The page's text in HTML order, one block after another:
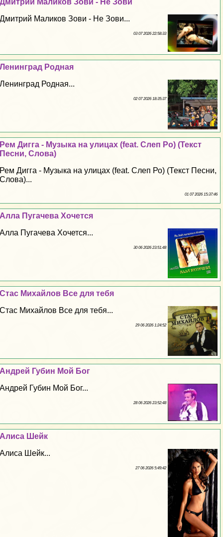
Дмитрий Маликов Зови - Не Зови
Дмитрий Маликов Зови - Не Зови...
03 07 2026 22:58:33
Ленинград Родная
Ленинград Родная...
02 07 2026 18:35:37
Рем Дигга - Музыка на улицах (feat. Слеп Ро) (Текст
Песни, Слова)
Рем Дигга - Музыка на улицах (feat. Слеп Ро) (Текст Песни,
Слова)...
01 07 2026 15:37:46
Алла Пугачева Хочется
Алла Пугачева Хочется...
30 06 2026 23:51:48
Стас Михайлов Все для тебя
Стас Михайлов Все для тебя...
29 06 2026 1:24:52
Андрей Губин Мой Бог
Андрей Губин Мой Бог...
28 06 2026 23:52:48
Алиса Шейк
Алиса Шейк...
27 06 2026 5:49:42